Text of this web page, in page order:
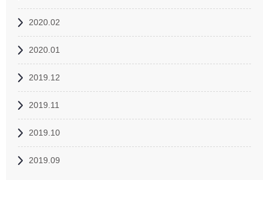
2020.02
2020.01
2019.12
2019.11
2019.10
2019.09